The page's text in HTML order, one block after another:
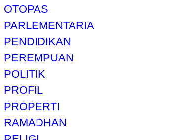
OTOPAS
PARLEMENTARIA
PENDIDIKAN
PEREMPUAN
POLITIK
PROFIL
PROPERTI
RAMADHAN